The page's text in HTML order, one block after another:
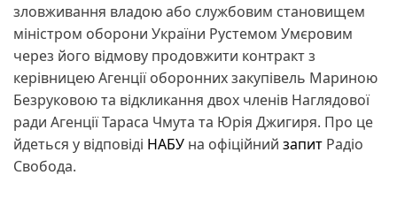
зловживання владою або службовим становищем
міністром оборони України Рустемом Умєровим
через його відмову продовжити контракт з
керівницею Агенції оборонних закупівель Мариною
Безруковою та відкликання двох членів Наглядової
ради Агенції Тараса Чмута та Юрія Джигиря. Про це
йдеться у відповіді НАБУ на офіційний запит Радіо
Свобода.